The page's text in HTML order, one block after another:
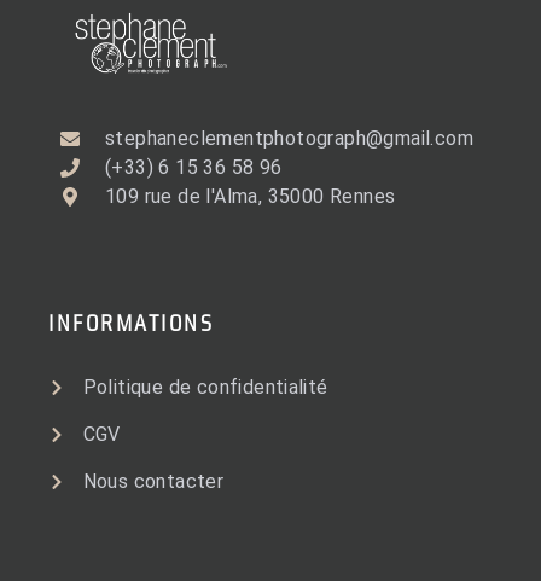
stephaneclementphotograph@gmail.com
(+33) 6 15 36 58 96
109 rue de l'Alma, 35000 Rennes
INFORMATIONS
Politique de confidentialité
CGV
Nous contacter